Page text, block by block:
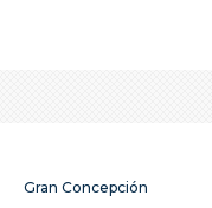
Gran Concepción